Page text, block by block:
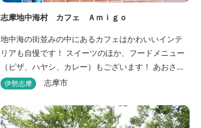
志摩地中海村 カフェ Ａｍｉｇｏ
地中海の街並みの中にあるカフェはかわいいインテ
リアも自慢です！ スイーツのほか、フードメニュー
（ピザ、ハヤシ、カレー）もございます！ あおさ～
スコーンは土日の限定販売中♪♪♪
伊勢志摩 志摩市